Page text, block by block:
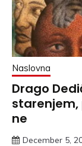
Naslovna
Drago
starenjem,
ne
December 5,